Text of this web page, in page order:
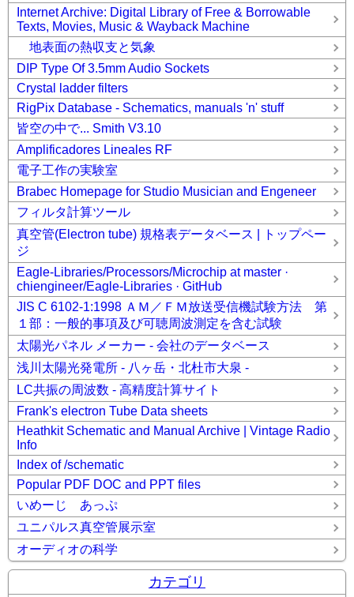
Internet Archive: Digital Library of Free & Borrowable
Texts, Movies, Music & Wayback Machine
地表面の熱収支と気象
DIP Type Of 3.5mm Audio Sockets
Crystal ladder filters
RigPix Database - Schematics, manuals 'n' stuff
皆空の中で... Smith V3.10
Amplificadores Lineales RF
電子工作の実験室
Brabec Homepage for Studio Musician and Engeneer
フィルタ計算ツール
真空管(Electron tube) 規格表データベース | トップペー
ジ
Eagle-Libraries/Processors/Microchip at master ·
chiengineer/Eagle-Libraries · GitHub
JIS C 6102-1:1998 ＡＭ／ＦＭ放送受信機試験方法 第
１部：一般的事項及び可聴周波測定を含む試験
太陽光パネル メーカー - 会社のデータベース
浅川太陽光発電所 - 八ヶ岳・北杜市大泉 -
LC共振の周波数 - 高精度計算サイト
Frank's electron Tube Data sheets
Heathkit Schematic and Manual Archive | Vintage Radio
Info
Index of /schematic
Popular PDF DOC and PPT files
いめーじ あっぷ
ユニパルス真空管展示室
オーディオの科学
カテゴリ